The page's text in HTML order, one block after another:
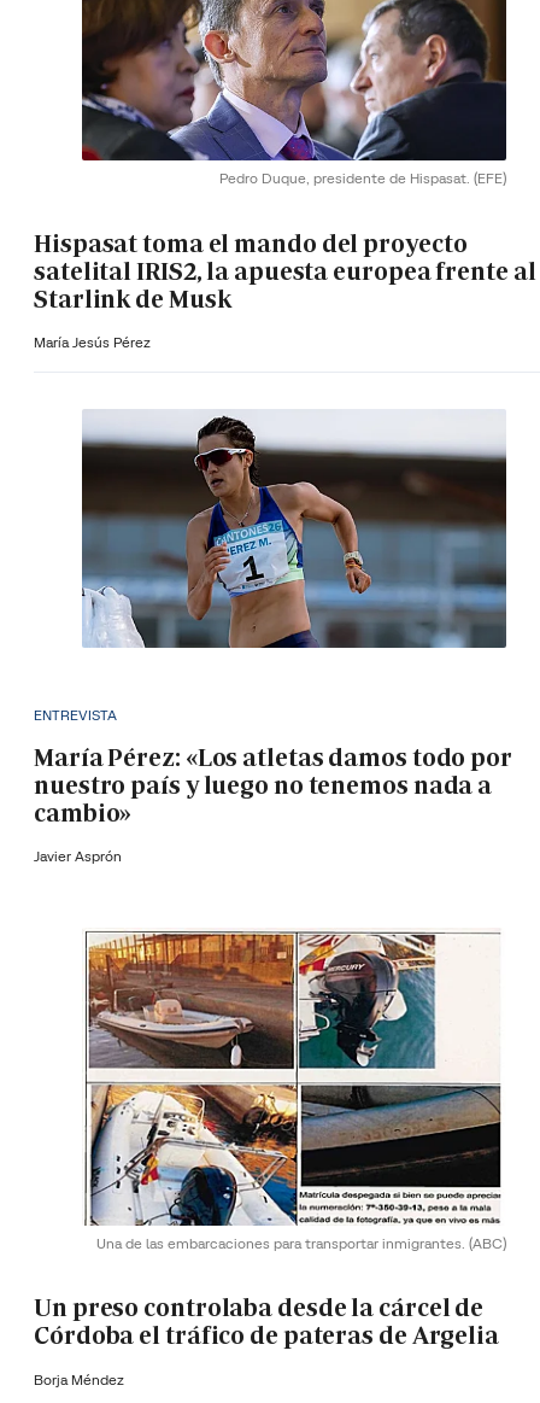
Pedro Duque, presidente de Hispasat. (EFE)
Hispasat toma el mando del proyecto
satelital IRIS2, la apuesta europea frente al
Starlink de Musk
María Jesús Pérez
ENTREVISTA
María Pérez: «Los atletas damos todo por
nuestro país y luego no tenemos nada a
cambio»
Javier Asprón
Una de las embarcaciones para transportar inmigrantes. (ABC)
Un preso controlaba desde la cárcel de
Córdoba el tráfico de pateras de Argelia
Borja Méndez